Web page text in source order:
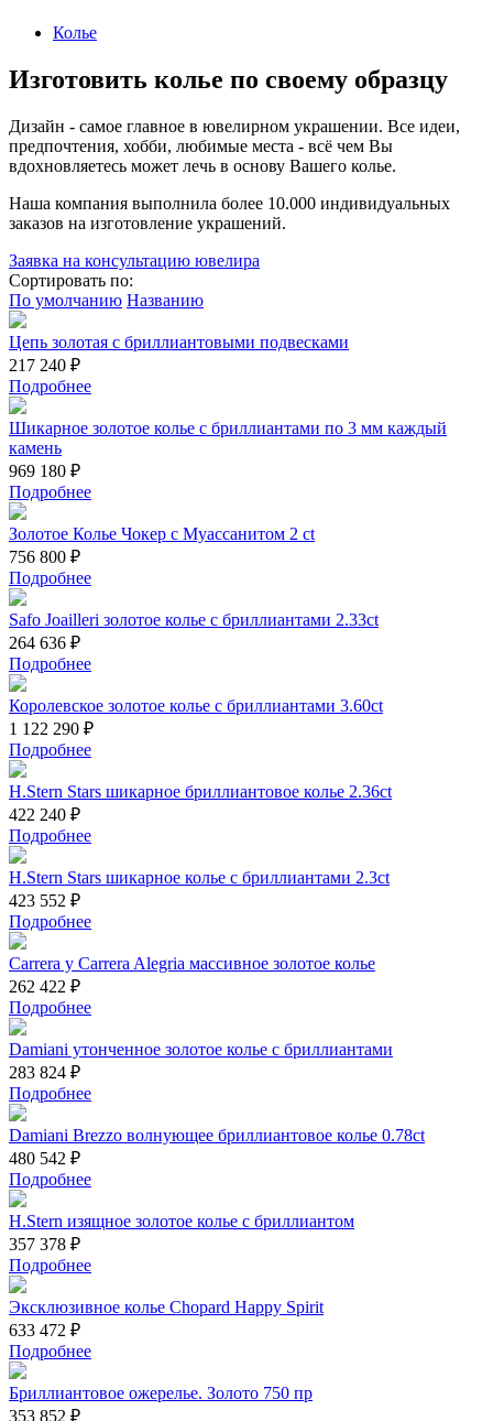
Колье
Изготовить колье по своему образцу
Дизайн - самое главное в ювелирном украшении. Все идеи,
предпочтения, хобби, любимые места - всё чем Вы
вдохновляетесь может лечь в основу Вашего колье.
Наша компания выполнила более 10.000 индивидуальных
заказов на изготовление украшений.
Заявка на консультацию ювелира
Сортировать по:
По умолчанию Названию
Цепь золотая с бриллиантовыми подвесками
217 240 ₽
Подробнее
Шикарное золотое колье с бриллиантами по 3 мм каждый
камень
969 180 ₽
Подробнее
Золотое Колье Чокер с Муассанитом 2 ct
756 800 ₽
Подробнее
Safo Joailleri золотое колье с бриллиантами 2.33ct
264 636 ₽
Подробнее
Королевское золотое колье с бриллиантами 3.60ct
1 122 290 ₽
Подробнее
H.Stern Stars шикарное бриллиантовое колье 2.36ct
422 240 ₽
Подробнее
H.Stern Stars шикарное колье с бриллиантами 2.3ct
423 552 ₽
Подробнее
Carrera y Carrera Alegria массивное золотое колье
262 422 ₽
Подробнее
Damiani утонченное золотое колье с бриллиантами
283 824 ₽
Подробнее
Damiani Brezzo волнующее бриллиантовое колье 0.78ct
480 542 ₽
Подробнее
H.Stern изящное золотое колье с бриллиантом
357 378 ₽
Подробнее
Эксклюзивное колье Chopard Happy Spirit
633 472 ₽
Подробнее
Бриллиантовое ожерелье. Золото 750 пр
353 852 ₽